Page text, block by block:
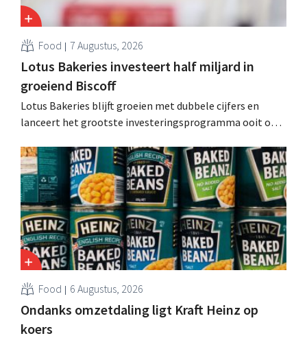
Food 7 Augustus, 2026
Lotus Bakeries investeert half miljard in
groeiend Biscoff
Lotus Bakeries blijft groeien met dubbele cijfers en
lanceert het grootste investeringsprogramma ooit om
moeten dit momentum grijpen”.
Food 6 Augustus, 2026
Ondanks omzetdaling ligt Kraft Heinz op
koers